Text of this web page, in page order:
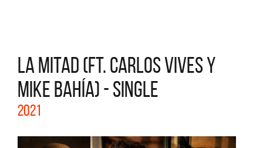
LA MITAD (FT. CARLOS VIVES Y
MIKE BAHÍA) - SINGLE
2021